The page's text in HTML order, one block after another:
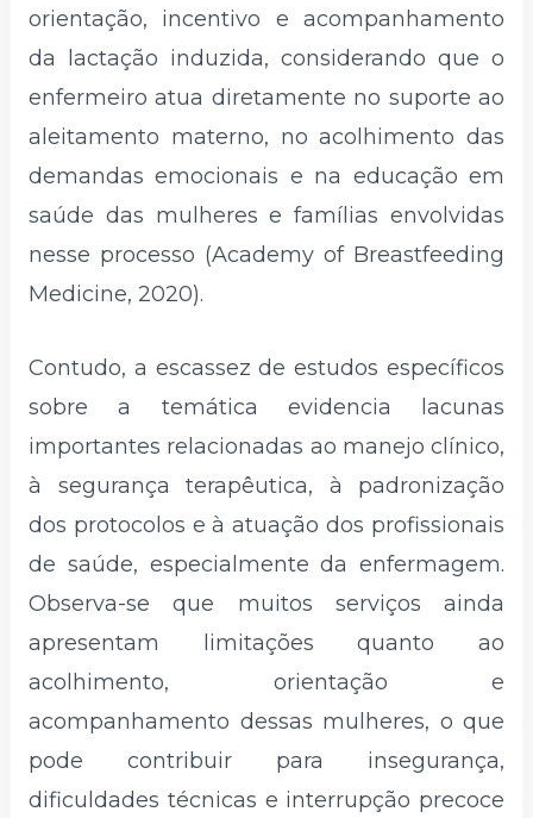
orientação, incentivo e acompanhamento
da lactação induzida, considerando que o
enfermeiro atua diretamente no suporte ao
aleitamento materno, no acolhimento das
demandas emocionais e na educação em
saúde das mulheres e famílias envolvidas
nesse processo (Academy of Breastfeeding
Medicine, 2020).
Contudo, a escassez de estudos específicos
sobre a temática evidencia lacunas
importantes relacionadas ao manejo clínico,
à segurança terapêutica, à padronização
dos protocolos e à atuação dos profissionais
de saúde, especialmente da enfermagem.
Observa-se que muitos serviços ainda
apresentam limitações quanto ao
acolhimento, orientação e
acompanhamento dessas mulheres, o que
pode contribuir para insegurança,
dificuldades técnicas e interrupção precoce